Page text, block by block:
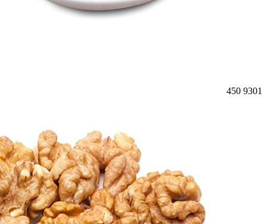
9301
450